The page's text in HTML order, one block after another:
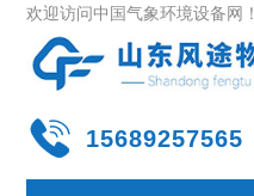
欢迎访问中国气象环境设备网！
15689257565